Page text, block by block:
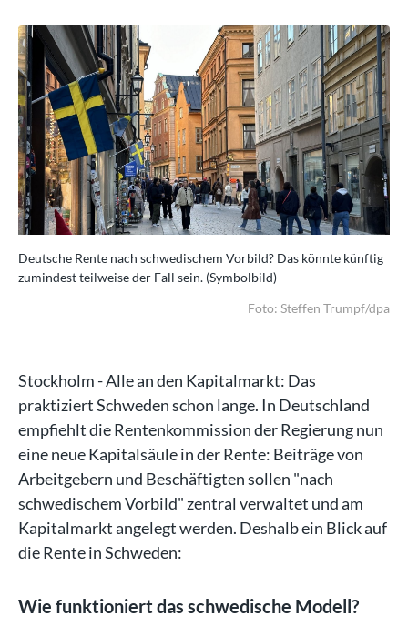
Deutsche Rente nach schwedischem Vorbild? Das könnte künftig
zumindest teilweise der Fall sein. (Symbolbild)
Foto: Steffen Trumpf/dpa
Stockholm - Alle an den Kapitalmarkt: Das
praktiziert Schweden schon lange. In Deutschland
empfiehlt die Rentenkommission der Regierung nun
eine neue Kapitalsäule in der Rente: Beiträge von
Arbeitgebern und Beschäftigten sollen "nach
schwedischem Vorbild" zentral verwaltet und am
Kapitalmarkt angelegt werden. Deshalb ein Blick auf
die Rente in Schweden:
Wie funktioniert das schwedische Modell?